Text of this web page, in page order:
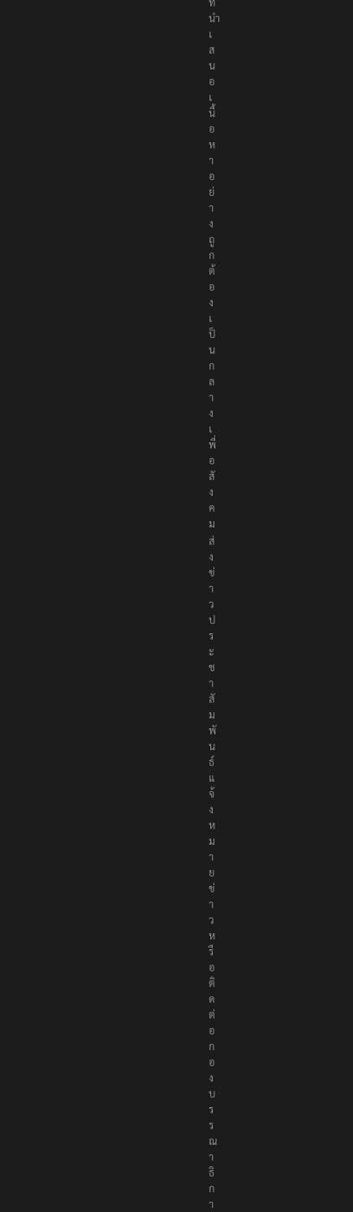
นำ
เ
ส
น
อ
เ
นื้
อ
ห
า
อ
ย่
า
ง
ถู
ก
ต้
อ
ง
เ
ป็
น
ก
ล
า
ง
เ
พื่
อ
สั
ง
ค
ม
ส่
ง
ข่
า
ว
ป
ร
ะ
ช
า
สั
ม
พั
น
ธ์
แ
จ้
ง
ห
ม
า
ย
ข่
า
ว
ห
รื
อ
ติ
ด
ต่
อ
ก
อ
ง
บ
ร
ร
ณ
า
ธิ
ก
า